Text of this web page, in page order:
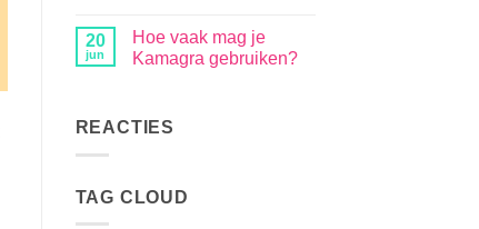
20
jun
Hoe vaak mag je
Kamagra gebruiken?
REACTIES
TAG CLOUD